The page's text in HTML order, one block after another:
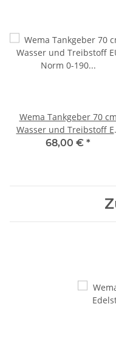
Wema Tankgeber 70 cm
Wasser und Treibstoff
Norm 0-190 Ohm SAE5
68,00 € *